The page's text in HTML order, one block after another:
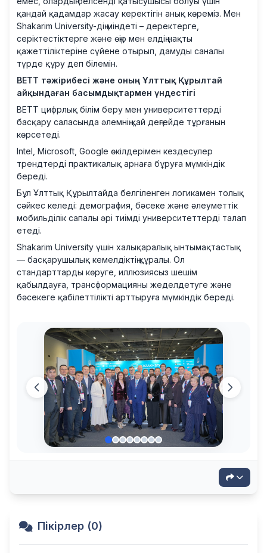
қандай қадамдар жасау керектігін анық көреміз. Мен
Shakarim University-дің міндеті – деректерге,
серіктестіктерге және өңір мен елдің нақты
қажеттіліктеріне сүйене отырып, дамуды саналы
түрде құру деп білемін.
BETT тәжірибесі және оның Ұлттық Құрылтай
айқындаған басымдықтармен үндестігі
BETT цифрлық білім беру мен университеттерді
басқару саласында әлемнің қай деңгейде тұрғанын
көрсетеді.
Intel, Microsoft, Google өкілдерімен кездесулер
трендтерді практикалық арнаға бұруға мүмкіндік
береді.
Бұл Ұлттық Құрылтайда белгіленген логикамен толық
сәйкес келеді: демография, бәсеке және әлеуметтік
мобильділік сапалы әрі тиімді университеттерді талап
етеді.
Shakarim University үшін халықаралық ынтымақтастық
— басқарушылық кемелдіктің құралы. Ол
стандарттарды көруге, иллюзиясыз шешім
қабылдауға, трансформацияны жеделдетуге және
бәсекеге қабілеттілікті арттыруға мүмкіндік береді.
Пікірлер (0)